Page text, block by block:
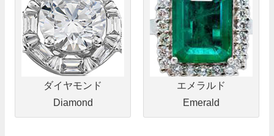
ダイヤモンド
Diamond
エメラルド
Emerald